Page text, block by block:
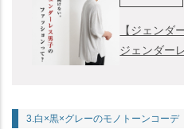
【ジェンダ
ジェンダー
3.白×黒×グレーのモノトーンコーデ